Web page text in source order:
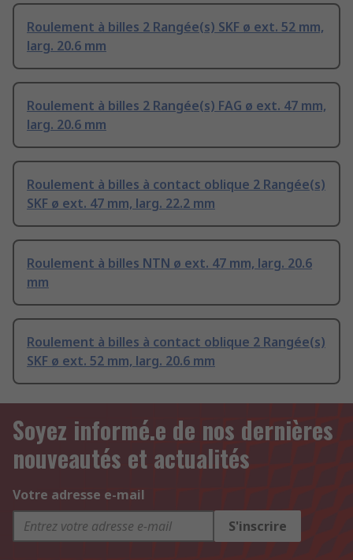
Roulement à billes 2 Rangée(s) SKF ø ext. 52 mm,
larg. 20.6 mm
Roulement à billes 2 Rangée(s) FAG ø ext. 47 mm,
larg. 20.6 mm
Roulement à billes à contact oblique 2 Rangée(s)
SKF ø ext. 47 mm, larg. 22.2 mm
Roulement à billes NTN ø ext. 47 mm, larg. 20.6
mm
Roulement à billes à contact oblique 2 Rangée(s)
SKF ø ext. 52 mm, larg. 20.6 mm
Soyez informé.e de nos dernières
nouveautés et actualités
Votre adresse e-mail
S'inscrire